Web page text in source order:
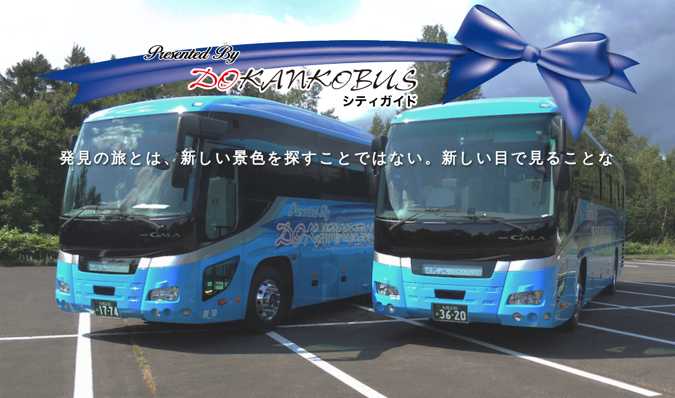
旅の過程にこそ価値がある
発見の旅とは 、新しい 景色を探すことで はない。新 し い 目 で 見ることなのだ
人間の幅を広げるものは3つある。人と会い、本を読み、旅をすることだ
私は旅をするために旅をす る
旅の過程にこそ価値がある
どんなに洗練さ れた大人 の中にも、外に出 たくてしょ うが ない 小さな子供がいる
旅を するのは 到着するためではなく、旅を す る た めである
旅は真の知識の大 きな泉であ る